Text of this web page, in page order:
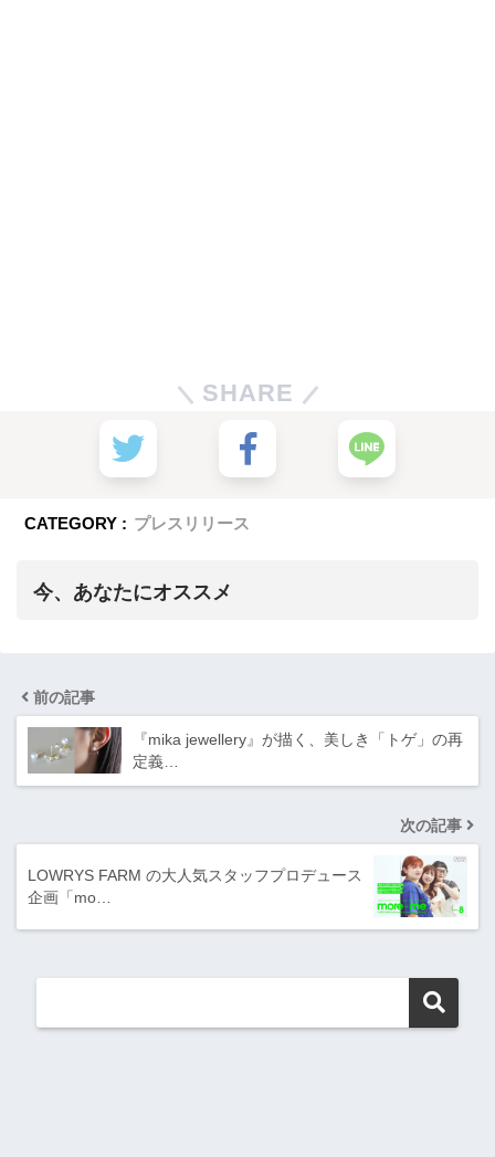
SHARE
CATEGORY : プレスリリース
今、あなたにオススメ
前の記事
『mika jewellery』が描く、美しき「トゲ」の再
定義…
次の記事
LOWRYS FARM の大人気スタッフプロデュース
企画「mo…